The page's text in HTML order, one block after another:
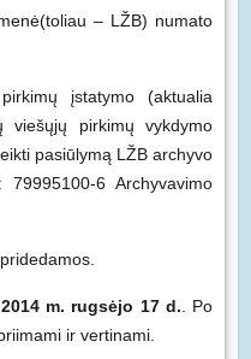
– LŽB) numato
įstatymo (aktualia
viešųjų pirkimų vykdymo
pasiūlymą LŽB archyvo
6 Archyvavimo
m. rugsėjo 17 d.. Po
ir vertinami.